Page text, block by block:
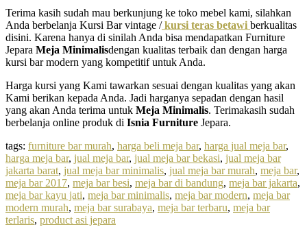
Terima kasih sudah mau berkunjung ke toko mebel kami, silahkan
Anda berbelanja Kursi Bar vintage /kursi teras betawi berkualitas
disini. Karena hanya di sinilah Anda bisa mendapatkan Furniture
Jepara Meja Minimalisdengan kualitas terbaik dan dengan harga
kursi bar modern yang kompetitif untuk Anda.
Harga kursi yang Kami tawarkan sesuai dengan kualitas yang akan
Kami berikan kepada Anda. Jadi harganya sepadan dengan hasil
yang akan Anda terima untuk Meja Minimalis. Terimakasih sudah
berbelanja online produk di Isnia Furniture Jepara.
tags: furniture bar murah, harga beli meja bar, harga jual meja bar,
harga meja bar, jual meja bar, jual meja bar bekasi, jual meja bar
jakarta barat, jual meja bar minimalis, jual meja bar murah, meja bar,
meja bar 2017, meja bar besi, meja bar di bandung, meja bar jakarta,
meja bar kayu jati, meja bar minimalis, meja bar modern, meja bar
modern murah, meja bar surabaya, meja bar terbaru, meja bar
terlaris, product asi jepara